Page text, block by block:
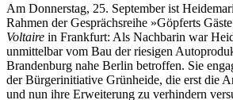
Am Donnerstag, 25. September ist
Rahmen der Gesprächsreihe »Göpferts
Voltaire in Frankfurt: Als Nachbarin war
unmittelbar vom Bau der riesigen
Brandenburg nahe Berlin betroffen. Sie
der Bürgerinitiative Grünheide, die erst die
und nun ihre Erweiterung zu verhindern